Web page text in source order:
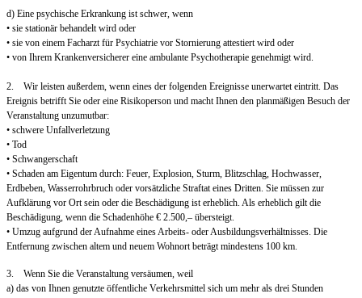
d) Eine psychische Erkrankung ist schwer, wenn
• sie stationär behandelt wird oder
• sie von einem Facharzt für Psychiatrie vor Stornierung attestiert wird oder
• von Ihrem Krankenversicherer eine ambulante Psychotherapie genehmigt wird.
2. Wir leisten außerdem, wenn eines der folgenden Ereignisse unerwartet eintritt. Das
Ereignis betrifft Sie oder eine Risikoperson und macht Ihnen den planmäßigen Besuch der
Veranstaltung unzumutbar:
• schwere Unfallverletzung
• Tod
• Schwangerschaft
• Schaden am Eigentum durch: Feuer, Explosion, Sturm, Blitzschlag, Hochwasser,
Erdbeben, Wasserrohrbruch oder vorsätzliche Straftat eines Dritten. Sie müssen zur
Aufklärung vor Ort sein oder die Beschädigung ist erheblich. Als erheblich gilt die
Beschädigung, wenn die Schadenhöhe € 2.500,– übersteigt.
• Umzug aufgrund der Aufnahme eines Arbeits- oder Ausbildungsverhältnisses. Die
Entfernung zwischen altem und neuem Wohnort beträgt mindestens 100 km.
3. Wenn Sie die Veranstaltung versäumen, weil
a) das von Ihnen genutzte öffentliche Verkehrsmittel sich um mehr als drei Stunden